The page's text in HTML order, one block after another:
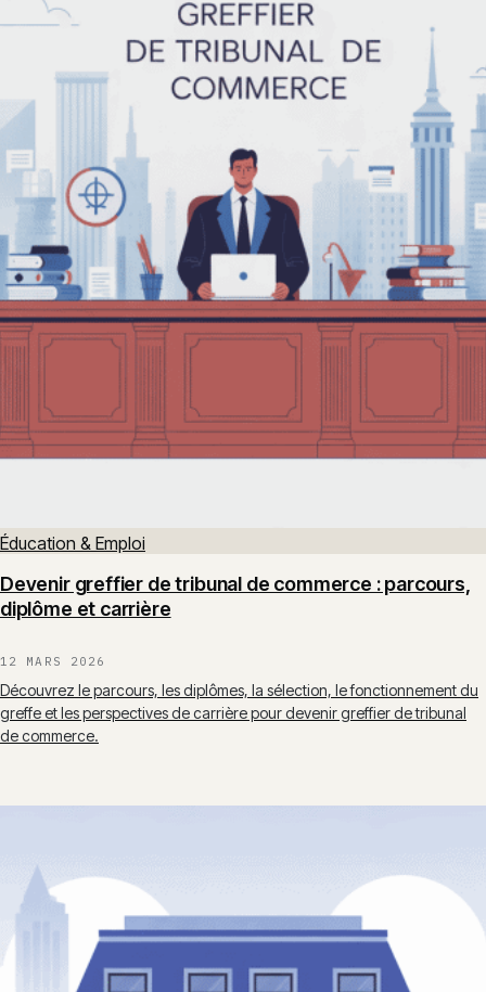
Éducation & Emploi
Devenir greffier de tribunal de commerce : parcours,
diplôme et carrière
12 MARS 2026
Découvrez le parcours, les diplômes, la sélection, le fonctionnement du
greffe et les perspectives de carrière pour devenir greffier de tribunal
de commerce.